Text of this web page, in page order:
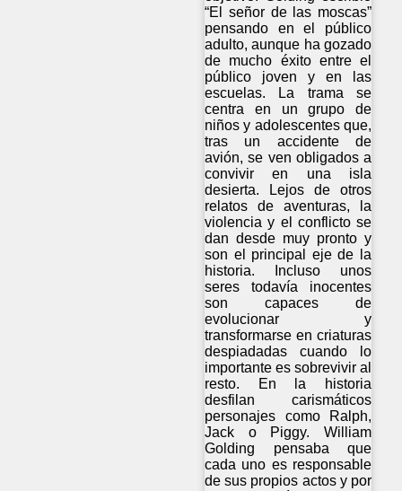
“El señor de las moscas”
pensando en el público
adulto, aunque ha gozado
de mucho éxito entre el
público joven y en las
escuelas. La trama se
centra en un grupo de
niños y adolescentes que,
tras un accidente de
avión, se ven obligados a
convivir en una isla
desierta. Lejos de otros
relatos de aventuras, la
violencia y el conflicto se
dan desde muy pronto y
son el principal eje de la
historia. Incluso unos
seres todavía inocentes
son capaces de
evolucionar y
transformarse en criaturas
despiadadas cuando lo
importante es sobrevivir al
resto. En la historia
desfilan carismáticos
personajes como Ralph,
Jack o Piggy. William
Golding pensaba que
cada uno es responsable
de sus propios actos y por